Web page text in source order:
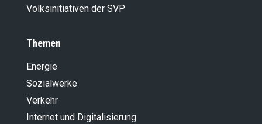
Volksinitiativen der SVP
Themen
Energie
Sozialwerke
Verkehr
Internet und Digitalisierung